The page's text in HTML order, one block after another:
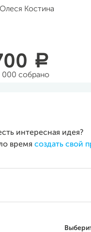
Олеся Костина
a
000 собрано
интересная идея?
время создать свой